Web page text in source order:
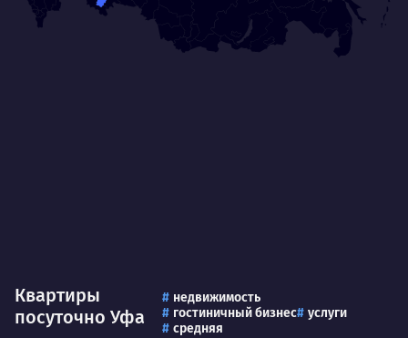
Квартиры
посуточно Уфа
недвижимость
гостиничный бизнес
услуги
средняя